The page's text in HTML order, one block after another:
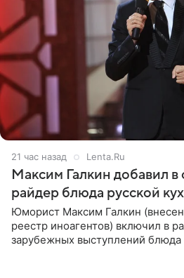
21 час назад Lenta.Ru
Максим Галкин добавил
райдер блюда русской
Юморист Максим Галкин
реестр иноагентов) включил в
зарубежных выступлений блюда